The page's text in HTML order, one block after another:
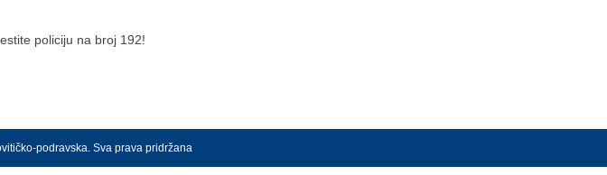
policiju na broj 192!
podravska. Sva prava pridržana